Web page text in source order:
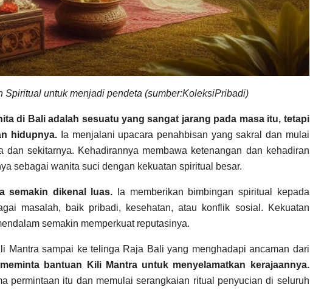
Spiritual untuk menjadi pendeta (sumber:KoleksiPribadi)
di Bali adalah sesuatu yang sangat jarang pada masa itu, tetapi
hidupnya. Ia menjalani upacara penahbisan yang sakral dan mulai
sekitarnya. Kehadirannya membawa ketenangan dan kehadiran
sebagai wanita suci dengan kekuatan spiritual besar.
semakin dikenal luas. Ia memberikan bimbingan spiritual kepada
masalah, baik pribadi, kesehatan, atau konflik sosial. Kekuatan
semakin memperkuat reputasinya.
Mantra sampai ke telinga Raja Bali yang menghadapi ancaman dari
bantuan Kili Mantra untuk menyelamatkan kerajaannya.
permintaan itu dan memulai serangkaian ritual penyucian di seluruh